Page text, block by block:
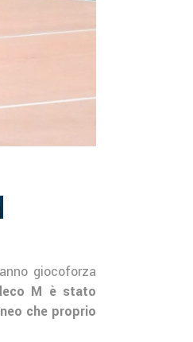
giocoforza
M è stato
che proprio